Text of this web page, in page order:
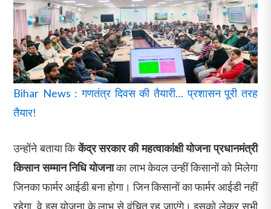
Bihar News : गणतंत्र दिवस की तैयारी… प्रशासन पूरी तरह
तैयार!
उन्होंने बताया किकेंद्र सरकार की महत्वाकांक्षी योजना प्रधानमंत्री
किसान सम्मान निधि योजनाका लाभ केवल उन्हीं किसानों को मिलेगा
जिनका फार्मर आईडी बना होगा। जिन किसानों का फार्मर आईडी नहीं
रहेगा, वे इस योजना के लाभ से वंचित रह जाएंगे। इसको लेकर सभी